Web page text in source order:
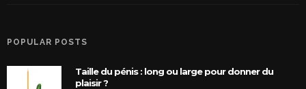
POPULAR POSTS
Taille du pénis : long ou large pour donner du
plaisir ?